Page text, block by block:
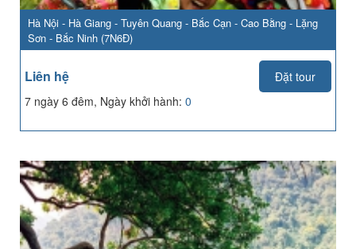
Hà Nội - Hà Giang - Tuyên Quang - Bắc Cạn - Cao Bằng - Lặng
Sơn - Bắc Ninh (7N6Đ)
Liên hệ
Đặt tour
7 ngày 6 đêm, Ngày khởi hành: 0